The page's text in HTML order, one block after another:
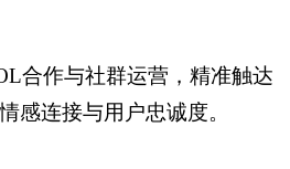
合作与社群运营，精准触达
感连接与用户忠诚度。